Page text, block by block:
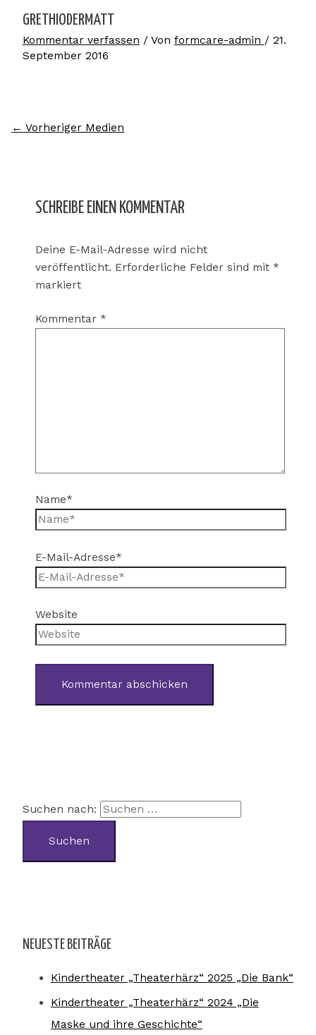
GRETHIODERMATT
Kommentar verfassen / Von formcare-admin / 21.
September 2016
← Vorheriger Medien
SCHREIBE EINEN KOMMENTAR
Deine E-Mail-Adresse wird nicht
veröffentlicht. Erforderliche Felder sind mit *
markiert
Kommentar *
Name*
E-Mail-Adresse*
Website
Suchen nach:
NEUESTE BEITRÄGE
Kindertheater „Theaterhärz“ 2025 „Die Bank“
Kindertheater „Theaterhärz“ 2024 „Die
Maske und ihre Geschichte“